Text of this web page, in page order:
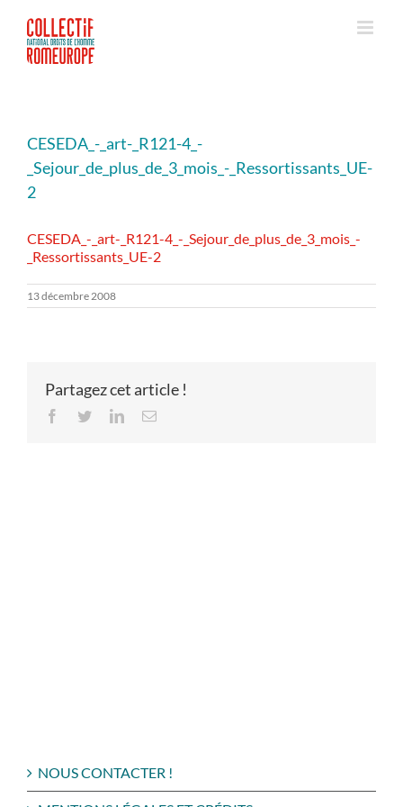
contenu
CESEDA_-_art-_R121-4_-
_Sejour_de_plus_de_3_mois_-_Ressortissants_UE-
2
CESEDA_-_art-_R121-4_-_Sejour_de_plus_de_3_mois_-
_Ressortissants_UE-2
13 décembre 2008
Partagez cet article !
Facebook
TwitterLinkedInEmail
NOUS CONTACTER !